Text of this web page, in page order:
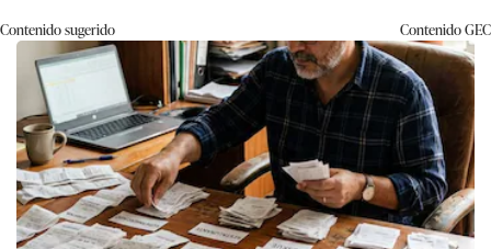
Contenido sugerido ContenidoGEC